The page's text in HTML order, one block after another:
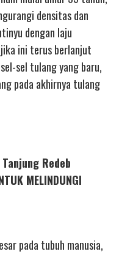
densitas dan
dengan laju
ini terus berlanjut
sel tulang yang baru,
pada akhirnya tulang
Redeb
MELINDUNGI
pada tubuh manusia,